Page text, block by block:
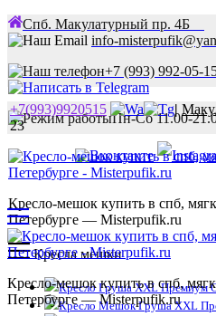
Спб. Макулатурный пр. 4Б
info-
+7 (993) 992-05-
Пн-Сб
+7(993)9920515 |
23
Кресло-мешок купить в спб,
Петербурге — Misterpufik.ru
Кресла мешки
Кресло Груша XXL Премиум
Кресло Мешок Груша XXL
Кресло-мешок купить в спб,
Петербурге — Misterpufik.ru